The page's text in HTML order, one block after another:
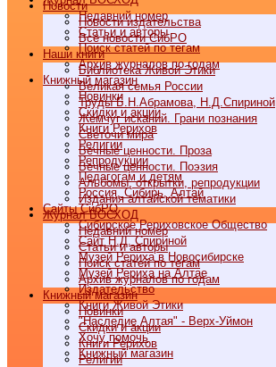
Недавний номер
Статьи и авторы
Поиск статей по тегам
Архив журналов по годам
Книжный магазин
Новинки
Скидки и акции
Книги Рерихов
Религии
Репродукции
Педагогам и детям
Россия, Сибирь, Алтай
Cайты СибРО
Сибирское Рериховское Общество
Сайт Н.Д. Спириной
Музей Рериха в Новосибирске
Музей Рериха на Алтае
Издательство
Книги Живой Этики
"Наследие Алтая" - Верх-Уймон
Хочу помочь
Книжный магазин
Новости
Новости издательства
Все новости СибРО
Наши книги
Библиотека Живой Этики
Великая семья России
Труды Б.Н.Абрамова, Н.Д.Спириной
Жемчуг исканий. Грани познания
Светочи мира
Вечные ценности. Проза
Вечные ценности. Поэзия
Альбомы, открытки, репродукции
Издания алтайской тематики
Журнал ВОСХОД
Недавний номер
Статьи и авторы
Поиск статей по тегам
Архив журналов по годам
Книжный магазин
Новинки
Скидки и акции
Книги Рерихов
Религии